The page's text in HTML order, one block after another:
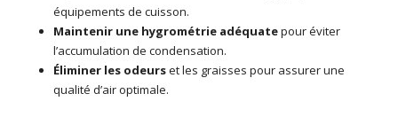
équipements de cuisson.
Maintenir une hygrométrie adéquatepour éviter
l’accumulation de condensation.
Éliminer les odeurset les graisses pour assurer une
qualité d’air optimale.